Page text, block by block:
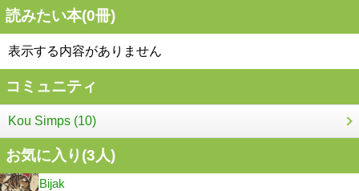
読みたい本(0冊)
表示する内容がありません
コミュニティ
Kou Simps (10)
お気に入り(3人)
Bijak